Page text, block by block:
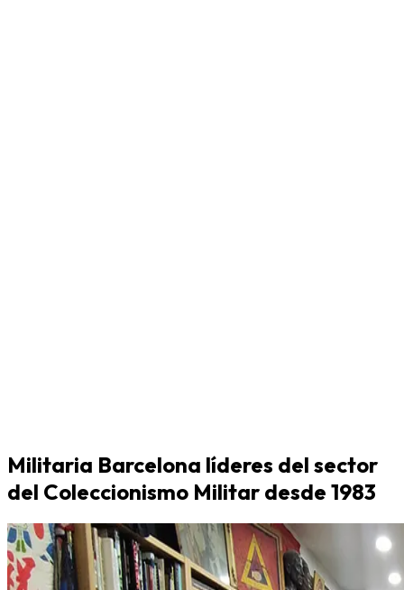
Militaria Barcelona líderes del sector
del Coleccionismo Militar desde 1983